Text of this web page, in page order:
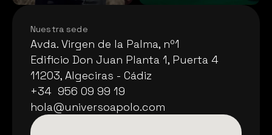
Nuestra sede
Avda. Virgen de la Palma, nº1
Avda. Virgen de la Palma, nº1
Edificio Don Juan Planta 1, Puerta 4
Edificio Don Juan Planta 1, Puerta 4
11203, Algeciras - Cádiz
11203, Algeciras - Cádiz
+34  956 09 99 19
+34  956 09 99 19
hola@universoapolo.com